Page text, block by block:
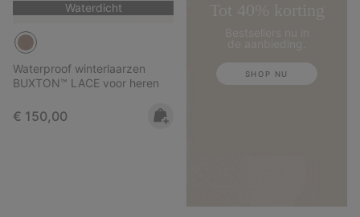
Waterdicht
Waterproof winterlaarzen
BUXTON™ LACE voor heren
Regular price:
€ 150,00
SHOP NU